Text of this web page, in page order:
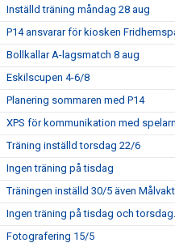
Inställd träning måndag 28 aug
P14 ansvarar för kiosken
Bollkallar A-lagsmatch 8 aug
Eskilscupen 4-6/8
Planering sommaren med P14
XPS för kommunikation med
Träning inställd torsdag 22/6
Ingen träning på tisdag
Träningen inställd 30/5 även
Ingen träning på tisdag och torsdag.
Fotografering 15/5